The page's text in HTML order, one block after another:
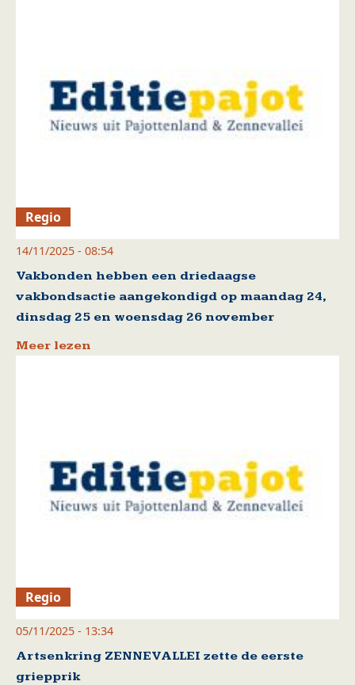
Regio
14/11/2025 - 08:54
Vakbonden hebben een driedaagse
vakbondsactie aangekondigd op maandag 24,
dinsdag 25 en woensdag 26 november
Meer lezen
Regio
05/11/2025 - 13:34
Artsenkring ZENNEVALLEI zette de eerste
griepprik